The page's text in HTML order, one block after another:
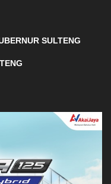
SULTENG